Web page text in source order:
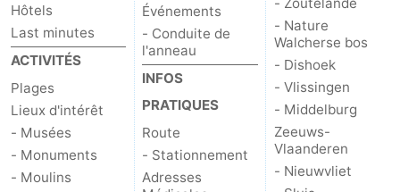
Hôtels
Last minutes
ACTIVITÉS
Plages
Lieux d'intérêt
- Musées
- Monuments
- Moulins
Événements
- Conduite de
l'anneau
INFOS
PRATIQUES
Route
- Stationnement
Adresses
- Zoutelande
- Nature
Walcherse bos
- Dishoek
- Vlissingen
- Middelburg
Zeeuws-
Vlaanderen
- Nieuwvliet